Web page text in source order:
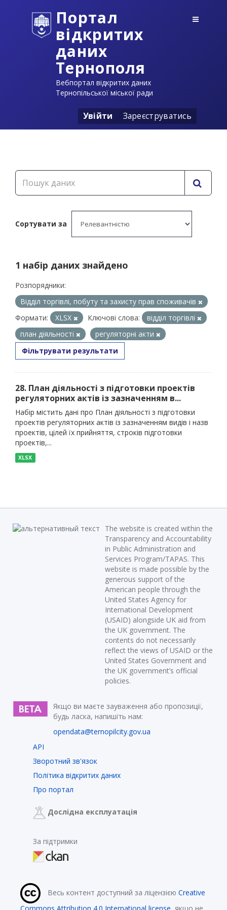
Портал
відкритих
даних
Тернополя
Вебпортал відкритих даних
Тернопільської міської ради
Увійти Зареєструватись
Сортувати за
1 набір даних знайдено
Розпорядники:
Відділ торгівлі, побуту та захисту прав споживачів
Формати:
XLSX Ключові слова:
відділ торгівлі
план діяльності
регуляторні акти
Фільтрувати результати
28. План діяльності з підготовки проектів
регуляторних актів із зазначенням в...
Набір містить дані про План діяльності з підготовки
проектів регуляторних актів із зазначенням видів і назв
проектів, цілей їх прийняття, строків підготовки
проектів,...
XLSX
The website is created within the
Transparency and Accountability
in Public Administration and
Services Program/TAPAS. This
website is made possible by the
generous support of the
American people through the
United States Agency for
International Development
(USAID) alongside UK aid from
the UK government. The
contents do not necessarily
reflect the views of USAID or the
United States Government and
the UK government’s official
policies.
Якщо ви маєте зауваження або пропозиції,
будь ласка, напишіть нам:
opendata@ternopilcity.gov.ua
API
Зворотний зв'язок
Політика відкритих даних
Про портал
Дослідна експлуатація
За підтримки
Весь контент доступний за ліцензією Creative